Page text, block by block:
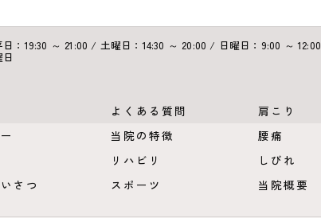
：19:30 ～ 21:00 / 土曜日：14:30 ～ 20:00 / 日曜日：9:00 ～ 12:00
さつ
よくある質問
当院の特徴
リハビリ
スポーツ
肩こり
腰痛
しびれ
当院概要